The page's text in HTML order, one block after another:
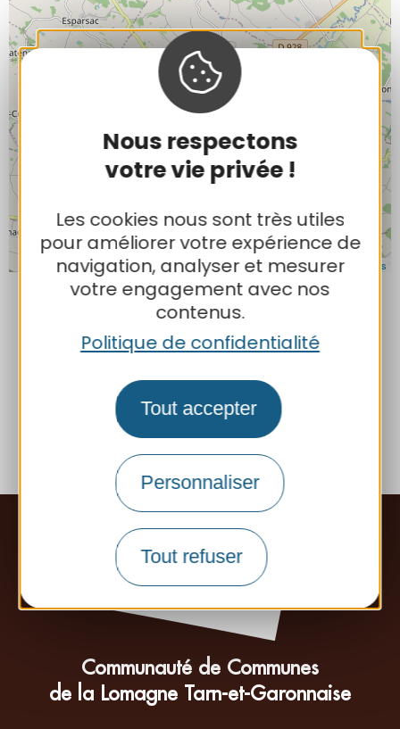
Nous respectons
votre vie privée !
Les cookies nous sont très utiles
pour améliorer votre expérience de
navigation, analyser et mesurer
votre engagement avec nos
contenus.
Politique de confidentialité
Tout accepter
Personnaliser
Tout refuser
Leaflet| Map data © OpenStreetMap contributors
Lat : 43.883134
Communauté de Communes
de la Lomagne Tarn-et-Garonnaise